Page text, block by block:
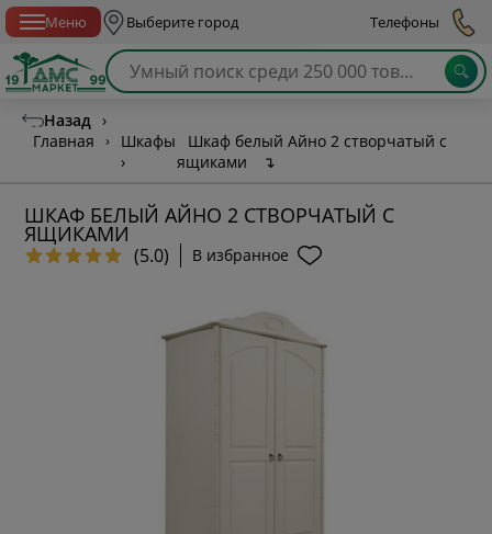
Меню Выберите город Телефоны
Назад ›
Главная
›
Шкафы
›
Шкаф белый Айно 2 створчатый с
ящиками
↴
ШКАФ БЕЛЫЙ АЙНО 2 СТВОРЧАТЫЙ С
ЯЩИКАМИ
(5.0) В избранное